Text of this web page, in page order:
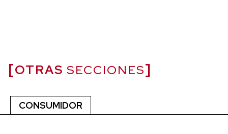
OTRAS SECCIONES
CONSUMIDOR